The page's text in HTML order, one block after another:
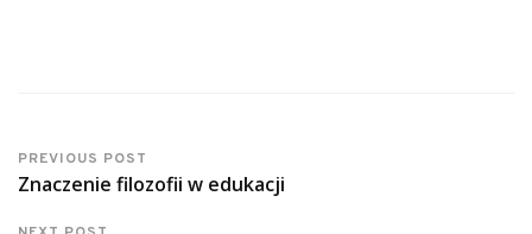
PREVIOUS POST
Znaczenie filozofii w edukacji